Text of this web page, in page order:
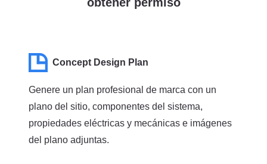
Concept Design Plan
Genere un plan profesional de marca con un
plano del sitio, componentes del sistema,
propiedades eléctricas y mecánicas e imágenes
del plano adjuntas.